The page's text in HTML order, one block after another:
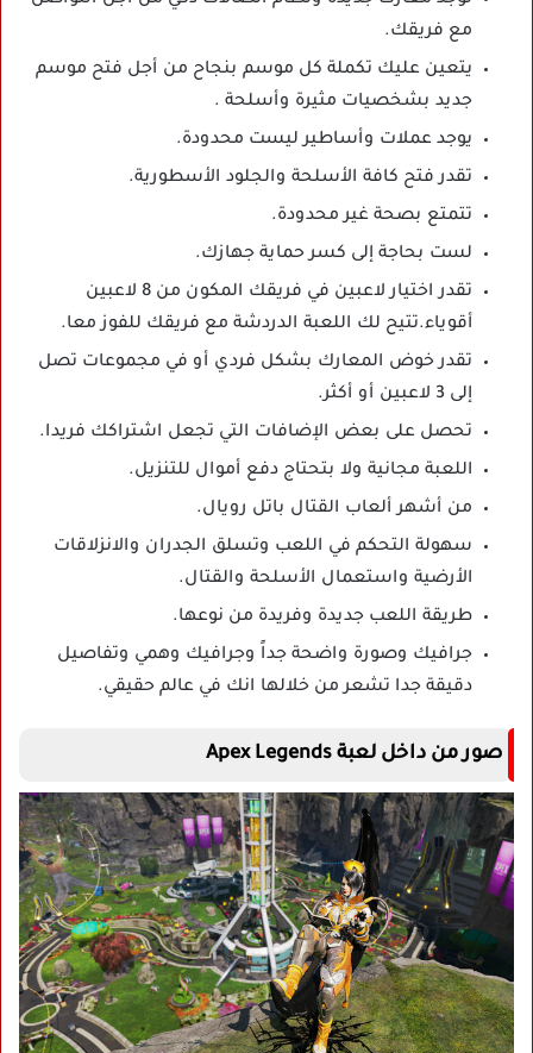
مع فريقك.
يتعين عليك تكملة كل موسم بنجاح من أجل فتح موسم
جديد بشخصيات مثيرة وأسلحة .
يوجد عملات وأساطير ليست محدودة.
تقدر فتح كافة الأسلحة والجلود الأسطورية.
تتمتع بصحة غير محدودة.
لست بحاجة إلى كسر حماية جهازك.
تقدر اختيار لاعبين في فريقك المكون من 8 لاعبين
أقوياء.تتيح لك اللعبة الدردشة مع فريقك للفوز معا.
تقدر خوض المعارك بشكل فردي أو في مجموعات تصل
إلى 3 لاعبين أو أكثر.
تحصل على بعض الإضافات التي تجعل اشتراكك فريدا.
اللعبة مجانية ولا بتحتاج دفع أموال للتنزيل.
من أشهر ألعاب القتال باتل رويال.
سهولة التحكم في اللعب وتسلق الجدران والانزلاقات
الأرضية واستعمال الأسلحة والقتال.
طريقة اللعب جديدة وفريدة من نوعها.
جرافيك وصورة واضحة جداً وجرافيك وهمي وتفاصيل
دقيقة جدا تشعر من خلالها انك في عالم حقيقي.
صور من داخل لعبة Apex Legends